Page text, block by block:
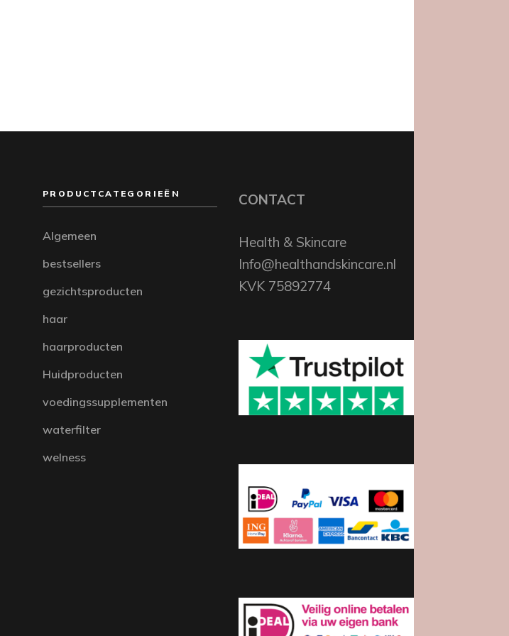
PRODUCTCATEGORIEËN
Algemeen
bestsellers
gezichtsproducten
haar
haarproducten
Huidproducten
voedingssupplementen
waterfilter
welness
CONTACT
Health & Skincare
Info@healthandskincare.nl
KVK 75892774